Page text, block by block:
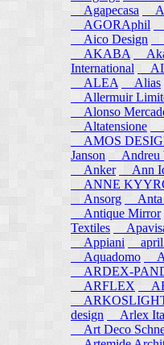
Agapecasa
AGORAphil
Aico Design
AKABA
International
ALEA
Alias
Allermuir
Alonso
Altatensione
AMOS
Janson
Andreu
Anker
Ann
ANNE
Ansorg
Anta
Antique Mirror
Textiles
Appiani
april
Aquadomo
ARDEX-
ARFLEX
design
Arlex
Art Deco